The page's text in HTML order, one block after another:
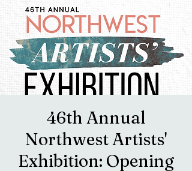
46th Annual
Northwest Artists'
Exhibition: Opening